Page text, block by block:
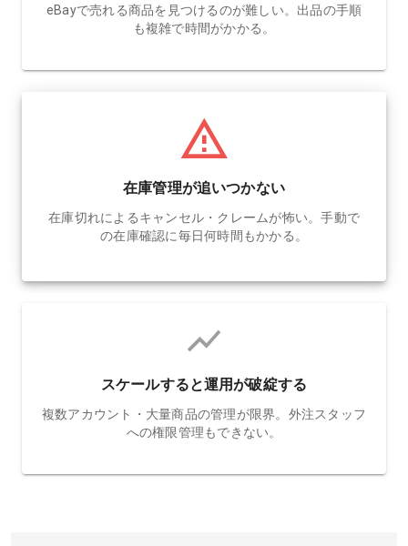
eBayで売れる商品を見つけるのが難しい。出品の手順
も複雑で時間がかかる。
在庫管理が追いつかない
在庫切れによるキャンセル・クレームが怖い。手動で
の在庫確認に毎日何時間もかかる。
スケールすると運用が破綻する
複数アカウント・大量商品の管理が限界。外注スタッフ
への権限管理もできない。